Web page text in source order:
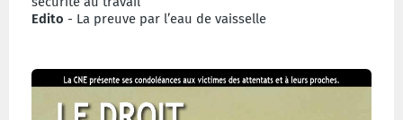
Edito - La preuve par l’eau de vaisselle